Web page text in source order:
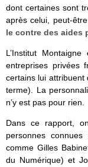
dont certaines sont
après celui, peut-
le contre des aides
L’Institut
entreprises privées
certains lui attribuent
terme). La
n’y est pas pour rien.
Dans ce rapport,
personnes connues
comme Gilles
du Numérique) et